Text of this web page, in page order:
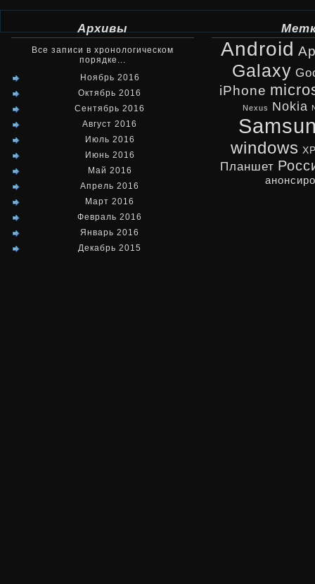
Архивы
Все записи в хронологическом
порядке...
Ноябрь 2016
Октябрь 2016
Сентябрь 2016
Август 2016
Июль 2016
Июнь 2016
Май 2016
Апрель 2016
Март 2016
Февраль 2016
Январь 2016
Декабрь 2015
Android
Galaxy
iPhone
Nexus Nokia
windows
Планшет